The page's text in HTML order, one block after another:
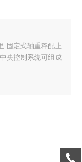
央控制系统可组成